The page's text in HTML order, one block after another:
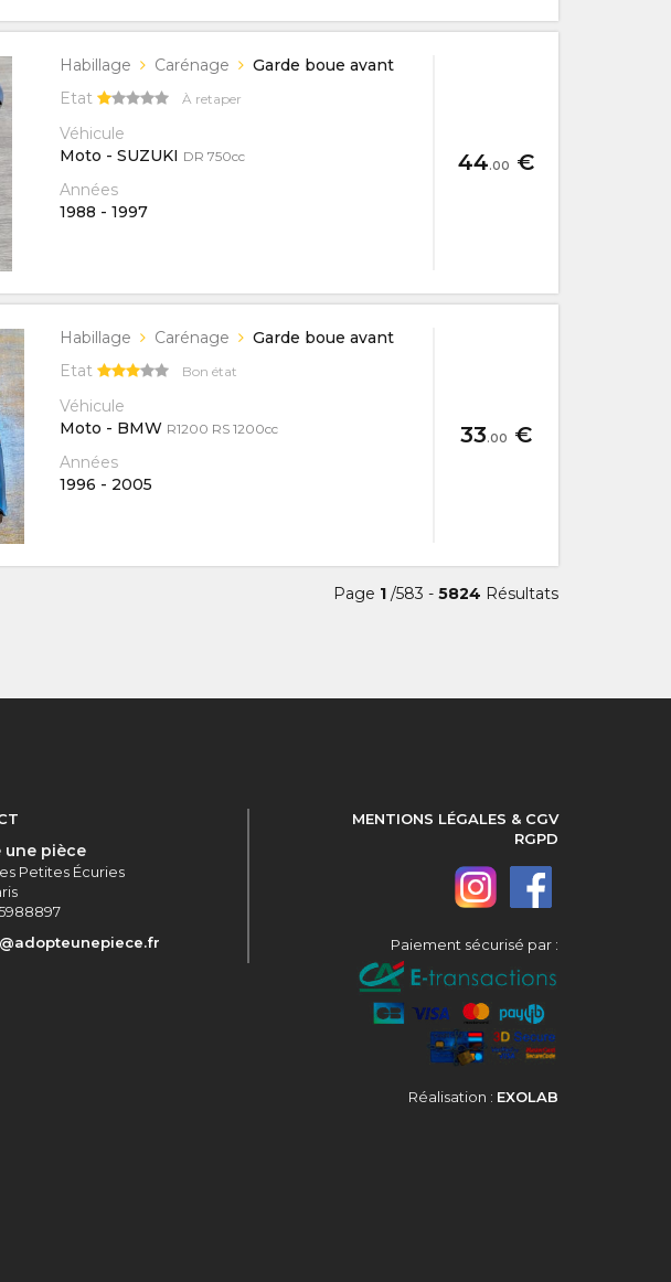
44.00 €
Habillage Carénage
Garde boue avant
Etat
À retaper
Véhicule
Moto - SUZUKI DR 750cc
Années
1988 - 1997
33.00 €
Habillage Carénage
Garde boue avant
Etat
Bon état
Véhicule
Moto - BMW R1200 RS 1200cc
Années
1996 - 2005
Page 1/583 - 5824 Résultats
une pièce
Petites Écuries
MENTIONS LÉGALES & CGV
RGPD
Paiement sécurisé par :
Réalisation : EXOLAB